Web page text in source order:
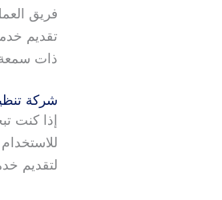
فريق
تقديم
ذات سمعة
شركة
إذا كنت
لتقديم